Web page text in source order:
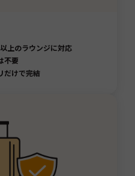
上のラウンジに対応
不要
だけで完結